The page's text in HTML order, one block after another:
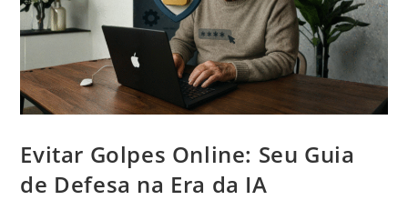
Evitar Golpes Online: Seu Guia
de Defesa na Era da IA